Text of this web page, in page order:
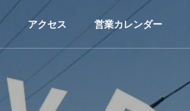
アクセス 営業カレンダー